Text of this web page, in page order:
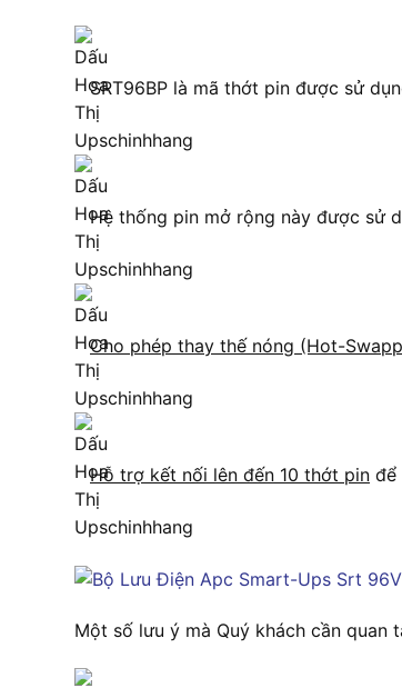
SRT96BP là mã thớt pin được sử
Hệ thống pin mở rộng này được sử
Cho phép thay thế nóng (Hot-
Hỗ trợ kết nối lên đến 10 thớt pin để
Một số lưu ý mà Quý khách cần quan